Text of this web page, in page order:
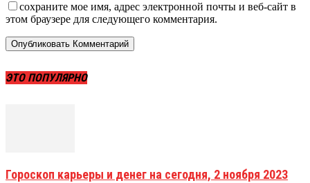
сохраните мое имя, адрес электронной почты и веб-сайт в
этом браузере для следующего комментария.
ЭТО ПОПУЛЯРНО
Гороскоп карьеры и денег на сегодня, 2 ноября 2023